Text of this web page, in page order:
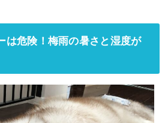
は危険！梅雨の暑さと湿度が